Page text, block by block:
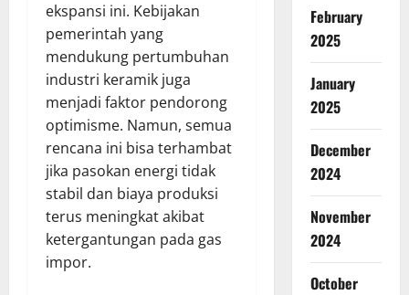
ekspansi ini. Kebijakan
pemerintah yang
mendukung pertumbuhan
industri keramik juga
menjadi faktor pendorong
optimisme. Namun, semua
rencana ini bisa terhambat
jika pasokan energi tidak
stabil dan biaya produksi
terus meningkat akibat
ketergantungan pada gas
impor.
February
2025
January
2025
December
2024
November
2024
October